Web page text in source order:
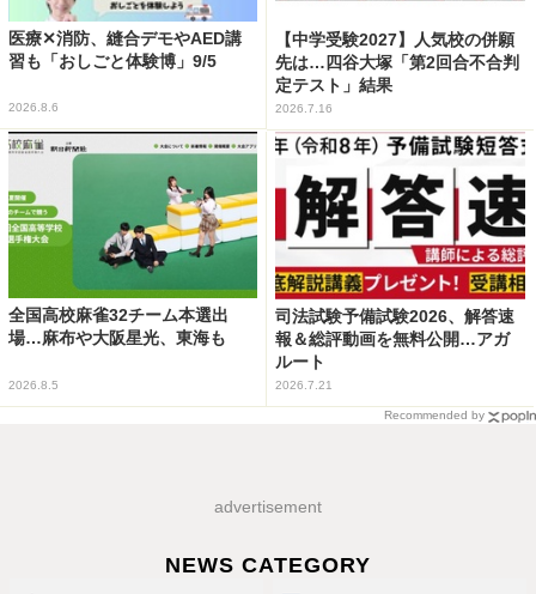
医療✕消防、縫合デモやAED講
習も「おしごと体験博」9/5
2026.8.6
【中学受験2027】人気校の併願
先は…四谷大塚「第2回合不合判
定テスト」結果
2026.7.16
全国高校麻雀32チーム本選出
場…麻布や大阪星光、東海も
2026.8.5
司法試験予備試験2026、解答速
報＆総評動画を無料公開…アガ
ルート
2026.7.21
Recommended by
advertisement
NEWS CATEGORY